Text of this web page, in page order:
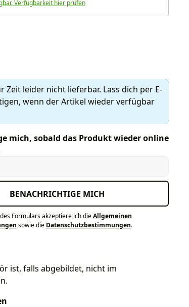
Verfügbarkeit hier prüfen
Zeit leider nicht lieferbar. Lass dich per E-
wenn der Artikel wieder verfügbar
mich, sobald das Produkt wieder online
BENACHRICHTIGE MICH
Formulars akzeptiere ich dieAllgemeinen
sowie die Datenschutzbestimmungen.
ist, falls abgebildet, nicht im